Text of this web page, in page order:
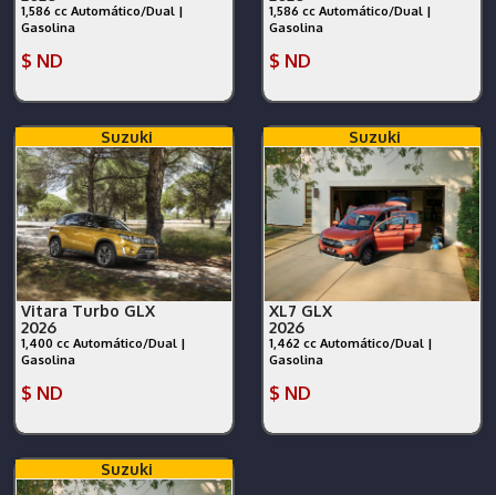
1,586 cc Automático/Dual |
Gasolina
$ ND
1,586 cc Automático/Dual |
Gasolina
$ ND
Suzuki
Vitara Turbo GLX
2026
1,400 cc Automático/Dual |
Gasolina
$ ND
Suzuki
XL7 GLX
2026
1,462 cc Automático/Dual |
Gasolina
$ ND
Suzuki